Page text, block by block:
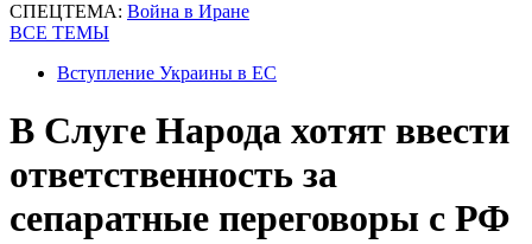
СПЕЦТЕМА: Война в Иране
ВСЕ ТЕМЫ
Вступление Украины в ЕС
В Слуге Народа хотят ввести
ответственность за
сепаратные переговоры с РФ